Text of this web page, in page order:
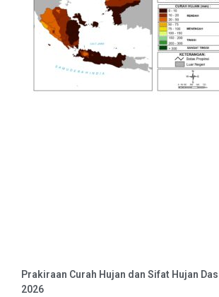
Prakiraan Curah Hujan dan Sifat Hujan
2026